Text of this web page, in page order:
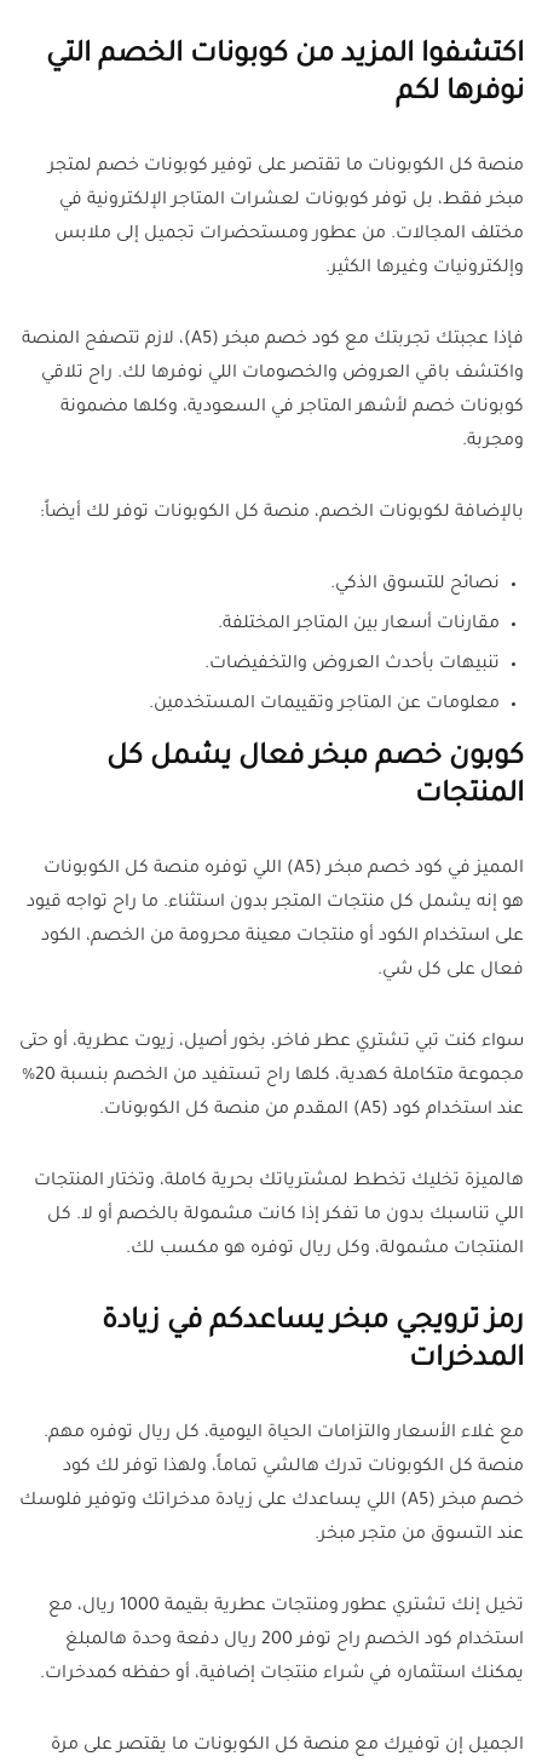
اكتشفوا المزيد من كوبونات الخصم التي
نوفرها لكم
منصة كل الكوبونات ما تقتصر على توفير كوبونات خصم لمتجر
مبخر فقط، بل توفر كوبونات لعشرات المتاجر الإلكترونية في
مختلف المجالات. من عطور ومستحضرات تجميل إلى ملابس
وإلكترونيات وغيرها الكثير.
فإذا عجبتك تجربتك مع كود خصم مبخر (A5)، لازم تتصفح المنصة
واكتشف باقي العروض والخصومات اللي نوفرها لك. راح تلاقي
كوبونات خصم لأشهر المتاجر في السعودية، وكلها مضمونة
ومجربة.
بالإضافة لكوبونات الخصم، منصة كل الكوبونات توفر لك أيضاً:
نصائح للتسوق الذكي.
مقارنات أسعار بين المتاجر المختلفة.
تنبيهات بأحدث العروض والتخفيضات.
معلومات عن المتاجر وتقييمات المستخدمين.
كوبون خصم مبخر فعال يشمل كل
المنتجات
المميز في كود خصم مبخر (A5) اللي توفره منصة كل الكوبونات
هو إنه يشمل كل منتجات المتجر بدون استثناء. ما راح تواجه قيود
على استخدام الكود أو منتجات معينة محرومة من الخصم، الكود
فعال على كل شي.
سواء كنت تبي تشتري عطر فاخر، بخور أصيل، زيوت عطرية، أو حتى
مجموعة متكاملة كهدية، كلها راح تستفيد من الخصم بنسبة 20%
عند استخدام كود (A5) المقدم من منصة كل الكوبونات.
هالميزة تخليك تخطط لمشترياتك بحرية كاملة، وتختار المنتجات
اللي تناسبك بدون ما تفكر إذا كانت مشمولة بالخصم أو لا. كل
المنتجات مشمولة، وكل ريال توفره هو مكسب لك.
رمز ترويجي مبخر يساعدكم في زيادة
المدخرات
مع غلاء الأسعار والتزامات الحياة اليومية، كل ريال توفره مهم.
منصة كل الكوبونات تدرك هالشي تماماً، ولهذا توفر لك كود
خصم مبخر (A5) اللي يساعدك على زيادة مدخراتك وتوفير فلوسك
عند التسوق من متجر مبخر.
تخيل إنك تشتري عطور ومنتجات عطرية بقيمة 1000 ريال، مع
استخدام كود الخصم راح توفر 200 ريال دفعة وحدة هالمبلغ
يمكنك استثماره في شراء منتجات إضافية، أو حفظه كمدخرات.
الجميل إن توفيرك مع منصة كل الكوبونات ما يقتصر على مرة